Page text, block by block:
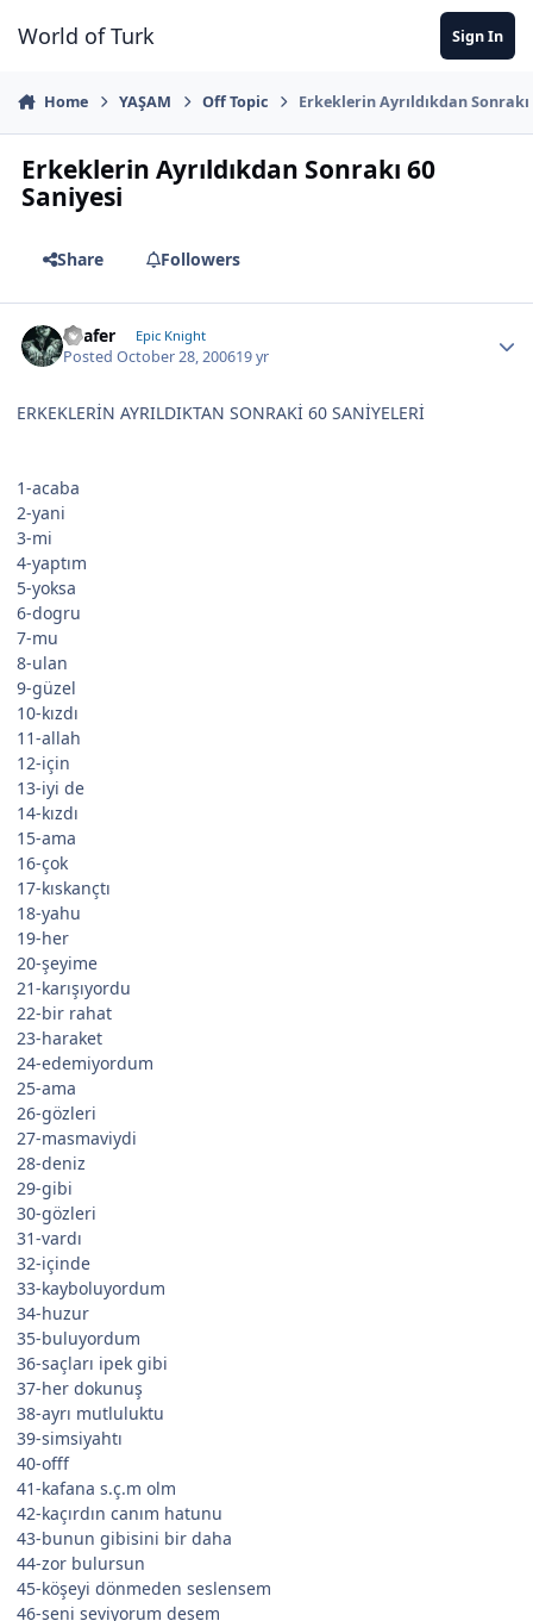
World of Turk Sign In
Home YAŞAM Off Topic Erkeklerin Ayrıldıkdan Sonrakı
Erkeklerin Ayrıldıkdan Sonrakı 60
Saniyesi
Share Followers
Loafer Epic Knight
PostedOctober 28, 200619 yr
ERKEKLERİN AYRILDIKTAN SONRAKİ 60 SANİYELERİ
1-acaba
2-yani
3-mi
4-yaptım
5-yoksa
6-dogru
7-mu
8-ulan
9-güzel
10-kızdı
11-allah
12-için
13-iyi de
14-kızdı
15-ama
16-çok
17-kıskançtı
18-yahu
19-her
20-şeyime
21-karışıyordu
22-bir rahat
23-haraket
24-edemiyordum
25-ama
26-gözleri
27-masmaviydi
28-deniz
29-gibi
30-gözleri
31-vardı
32-içinde
33-kayboluyordum
34-huzur
35-buluyordum
36-saçları ipek gibi
37-her dokunuş
38-ayrı mutluluktu
39-simsiyahtı
40-offf
41-kafana s.ç.m olm
42-kaçırdın canım hatunu
43-bunun gibisini bir daha
44-zor bulursun
45-köşeyi dönmeden seslensem
46-seni seviyorum desem